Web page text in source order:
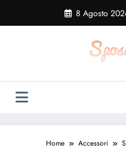
contenuto
8 Agosto
Home Accessori